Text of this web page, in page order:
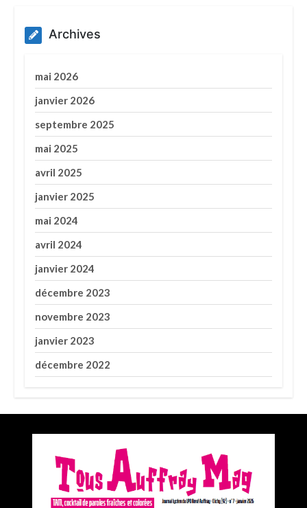
Archives
mai 2026
janvier 2026
septembre 2025
mai 2025
avril 2025
janvier 2025
mai 2024
avril 2024
janvier 2024
décembre 2023
novembre 2023
janvier 2023
décembre 2022